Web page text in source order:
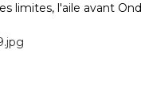
limites, l'aile avant